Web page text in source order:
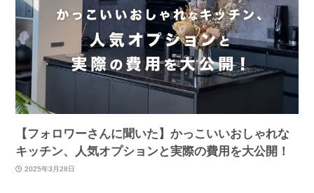
【フォロワーさんに聞いた】かっこいいおしゃれな
キッチン、人気オプションと実際の費用を大公開！
2025年3月28日